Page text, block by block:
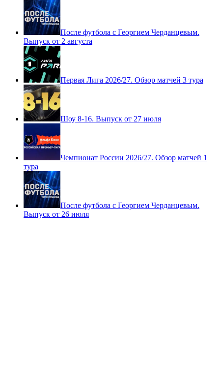
После футбола с Георгием Черданцевым.
Выпуск от 2 августа
Первая Лига 2026/27. Обзор матчей 3 тура
Шоу 8-16. Выпуск от 27 июля
Чемпионат России 2026/27. Обзор матчей 1
тура
После футбола с Георгием Черданцевым.
Выпуск от 26 июля